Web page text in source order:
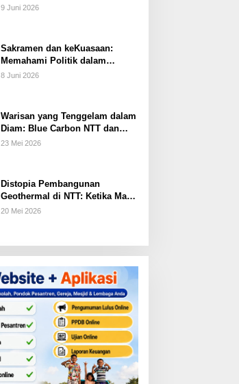
dan Tata Kelola yang Lemah
9 Juni 2026
Sakramen dan keKuasaan:
Memahami Politik dalam
Perspektif Sakramentologi
8 Juni 2026
Warisan yang Tenggelam dalam
Diam: Blue Carbon NTT dan
Janji Ekonomi yang Belum
23 Mei 2026
Distopia Pembangunan
Geothermal di NTT: Ketika Masa
Depan Dijanjikan, Ruang Hidup
20 Mei 2026